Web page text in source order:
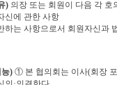
) 의장 또는 회원이 다음 각 호
신에 관한 사항
하는 사항으로서 회원자신과
능) ① 본 협의회는 이사(회장